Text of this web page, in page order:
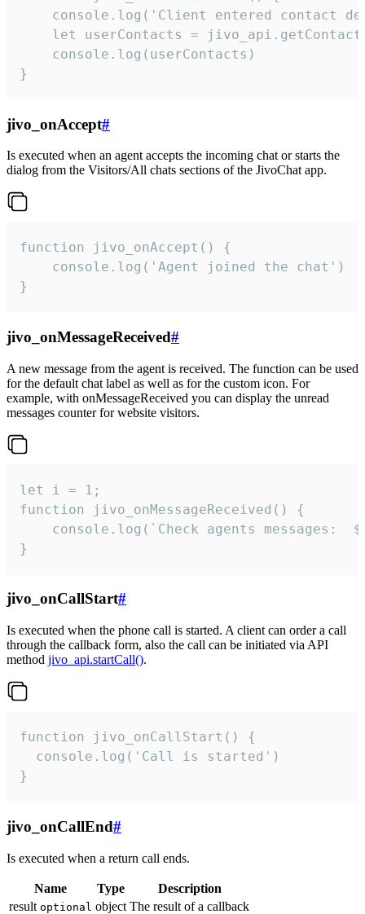
console.log('Client entered contact
let userContacts =
    console.log(userContacts)
}
jivo_onAccept#
Is executed when an agent accepts the incoming chat or starts the
dialog from the Visitors/All chats sections of the JivoChat app.
function jivo_onAccept() {
}
jivo_onMessageReceived#
A new message from the agent is received. The function can be used
for the default chat label as well as for the custom icon. For
example, with onMessageReceived you can display the unread
messages counter for website visitors.
let i = 1;
function jivo_onMessageReceived() {
}
jivo_onCallStart#
Is executed when the phone call is started. A client can order a call
through the callback form, also the call can be initiated via API
method jivo_api.startCall().
function jivo_onCallStart() {
  console.log('Call is started')
}
jivo_onCallEnd#
Is executed when a return call ends.
Name Type
Description
result optional object The result of a callback